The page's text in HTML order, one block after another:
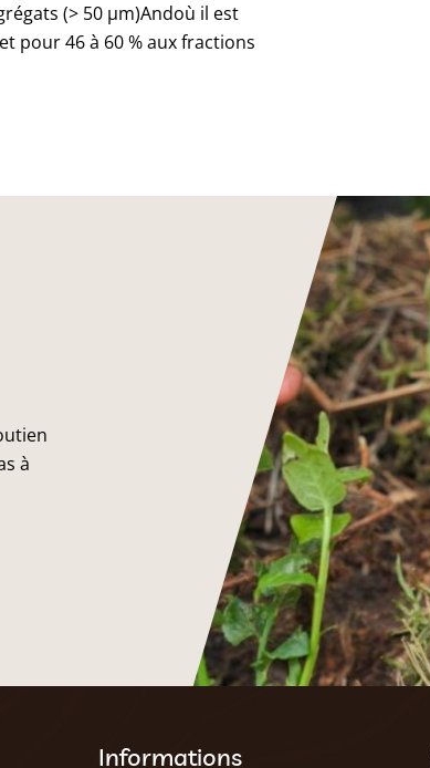
(> 50 µm)Andoù il est
pour 46 à 60 % aux fractions
à
Informations